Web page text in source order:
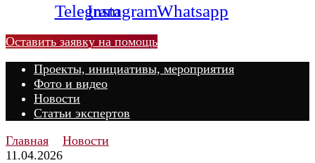
TelegramInstagramWhatsapp
Оставить заявку на помощь
Проекты, инициативы, мероприятия
Фото и видео
Новости
Статьи экспертов
Главная
Новости
11.04.2026